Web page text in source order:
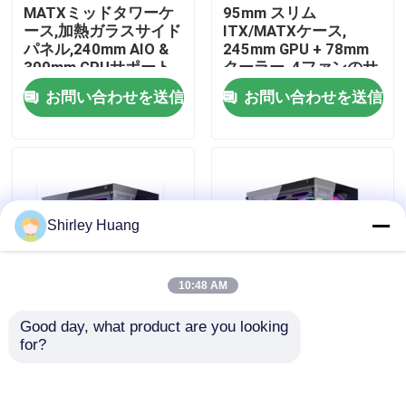
工場 ツアー
品質管理
ニュース
引金 を 求め て ください
MATXミッドタワーケ
ース,加熱ガラスサイド
パネル,240mm AIO &
300mm GPUサポート
お問い合わせを送信
95mm スリム
ITX/MATXケース,
245mm GPU + 78mm
クーラー, 4ファンのサ
ポート
お問い合わせを送信
フルタワーATXケース/
テンパーガラ
フルタワーATXPCケー
Shirley Huang
10:48 AM
Good day, what product are you looking
for?